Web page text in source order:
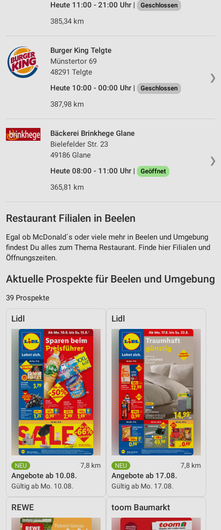
Heute 11:00 - 21:00 Uhr |
Geschlossen
385,34 km
❯
Burger King Telgte
Münstertor 69
48291 Telgte
Heute 10:00 - 00:00 Uhr |
Geschlossen
387,98 km
❯
Bäckerei Brinkhege Glane
Bielefelder Str. 23
49186 Glane
Heute 08:00 - 11:00 Uhr |
Geöffnet
365,81 km
Restaurant Filialen in Beelen
Egal ob McDonald´s oder viele mehr in Beelen und Umgebung
findest Du alles zum Thema Restaurant. Finde hier Filialen und
Öffnungszeiten.
Aktuelle Prospekte für Beelen und Umgebung
39 Prospekte
Lidl
7,8 km
Angebote ab 10.08.
Gültig ab Mo. 10.08.
Lidl
7,8 km
Angebote ab 17.08.
Gültig ab Mo. 17.08.
REWE toom Baumarkt